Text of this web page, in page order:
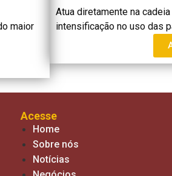
maior
Atua diretamente na
intensificação no uso das
Acesse
Home
Sobre nós
Notícias